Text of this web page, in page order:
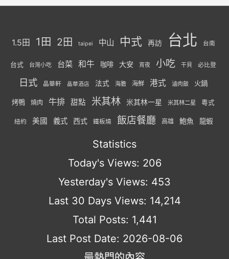
1.5田 1田 2田 taipei 中山 中式 再訪 台北 台南
台式 台灣小吃 台菜 和牛 咖啡 大安 宵夜 小吃 干貝 必比登
日式 晶華軒 晶華酒店 法式 海膽 海鮮 港式 滷肉飯 火鍋
烤鴨 燒肉 牛排 甜點 米其林 米其林一星 米其林二星 粵式
紐約 美國 義式 西式 鐵板燒 飯店餐廳 高雄 鮑魚 龍蝦
Statistics
Today's Views: 206
Yesterday's Views: 453
Last 30 Days Views: 14,214
Total Posts: 1,441
Last Post Date: 2026-08-06